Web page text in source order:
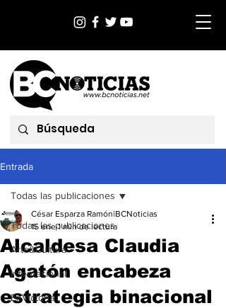
Entrada
Todas las publicaciones
Arte&Cultura
Internacional
EnVictoria
Todas las publicaciones
Alcaldesa Claudia
Agatón encabeza
estrategia binacional
César Esparza Ramón|BCNoticias
15 ene 1 min de lectura